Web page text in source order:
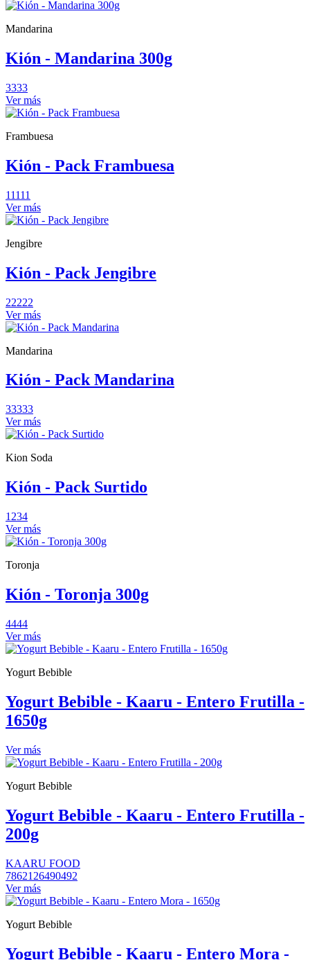
Mandarina
Kión - Mandarina 300g
3333
Ver más
Frambuesa
Kión - Pack Frambuesa
11111
Ver más
Jengibre
Kión - Pack Jengibre
22222
Ver más
Mandarina
Kión - Pack Mandarina
33333
Ver más
Kion Soda
Kión - Pack Surtido
1234
Ver más
Toronja
Kión - Toronja 300g
4444
Ver más
Yogurt Bebible
Yogurt Bebible - Kaaru - Entero Frutilla -
1650g
Ver más
Yogurt Bebible
Yogurt Bebible - Kaaru - Entero Frutilla -
200g
KAARU FOOD
7862126490492
Ver más
Yogurt Bebible
Yogurt Bebible - Kaaru - Entero Mora -